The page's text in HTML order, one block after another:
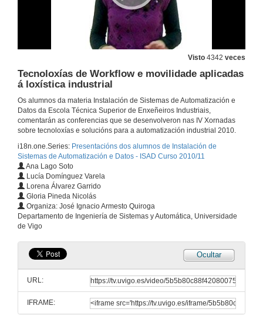
Visto 4342 veces
Tecnoloxías de Workflow e movilidade aplicadas
á loxística industrial
Os alumnos da materia Instalación de Sistemas de Automatización e
Datos da Escola Técnica Superior de Enxeñeiros Industriais,
comentarán as conferencias que se desenvolveron nas IV Xornadas
sobre tecnoloxías e solucións para a automatización industrial 2010.
i18n.one.Series: Presentacións dos alumnos de Instalación de
Sistemas de Automatización e Datos - ISAD Curso 2010/11
Ana Lago Soto
Lucía Domínguez Varela
Lorena Álvarez Garrido
Gloria Pineda Nicolás
Organiza: José Ignacio Armesto Quiroga
Departamento de Ingeniería de Sistemas y Automática, Universidade
de Vigo
Ocultar
URL:
IFRAME:
7 de feb. de 2011
Control distribuído nos procesos de desalinización
7 de feb. de 2011
Control de calidade de soldadura de puntos por resistencia
7 de feb. de 2011
O autobús híbrido Tempus
Recoñecemento de caras en contornas reais
7 de feb. de 2011
IT Powered Automation